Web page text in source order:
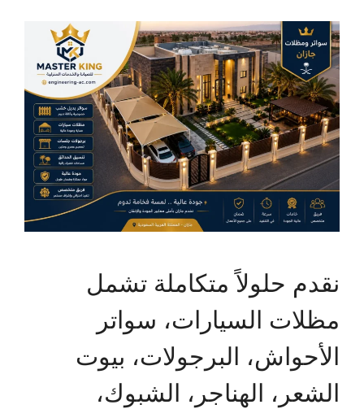
نقدم حلولاً متكاملة تشمل
مظلات السيارات، سواتر
الأحواش، البرجولات، بيوت
الشعر، الهناجر، الشبوك،